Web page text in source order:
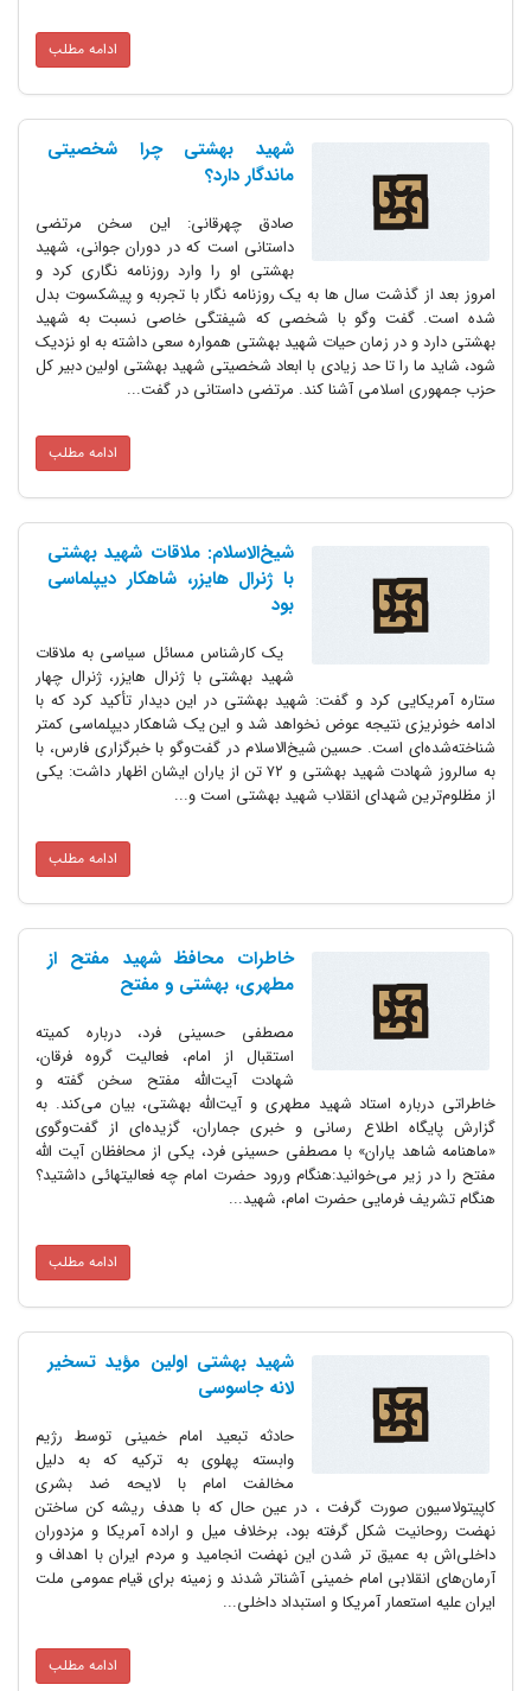
ادامه مطلب
شهید بهشتی چرا شخصیتی
ماندگار دارد؟
صادق چهرقانی: این سخن مرتضی
داستانی است که در دوران جوانی، شهید
بهشتی او را وارد روزنامه نگاری کرد و
امروز بعد از گذشت سال ها به یک روزنامه نگار با تجربه و پیشکسوت بدل
شده است. گفت وگو با شخصی که شیفتگی خاصی نسبت به شهید
بهشتی دارد و در زمان حیات شهید بهشتی همواره سعی داشته به او نزدیک
شود، شاید ما را تا حد زیادی با ابعاد شخصیتی شهید بهشتی اولین دبیر کل
حزب جمهوری اسلامی آشنا کند. مرتضی داستانی در گفت...
ادامه مطلب
شیخ‌الاسلام: ملاقات شهید بهشتی
با ژنرال هایزر، شاهکار دیپلماسی
بود
یک کارشناس مسائل سیاسی به ملاقات
شهید بهشتی با ژنرال هایزر، ژنرال چهار
ستاره آمریکایی کرد و گفت:‌ شهید بهشتی در این دیدار تأکید کرد که با
ادامه خونریزی نتیجه عوض نخواهد شد و این یک شاهکار دیپلماسی کمتر
شناخته‌شده‌ای است. حسین شیخ‌الاسلام در گفت‌وگو با خبرگزاری فارس، با
به سالروز شهادت شهید بهشتی و ۷۲ تن از یاران ایشان اظهار داشت: یکی
از مظلوم‌ترین شهدای انقلاب شهید بهشتی است و...
ادامه مطلب
خاطرات محافظ شهید مفتح از
مطهری، بهشتی و مفتح
مصطفی حسینی فرد، درباره کمیته
استقبال از امام، فعالیت گروه فرقان،
شهادت آیت‌الله مفتح سخن گفته و
خاطراتی درباره استاد شهید مطهری و آیت‌الله بهشتی، بیان می‌کند. به
گزارش پایگاه اطلاع رسانی و خبری جماران، گزیده‌ای از گفت‌وگوی
«ماهنامه شاهد یاران» با مصطفی حسینی فرد، یکی از محافظان آیت الله
مفتح را در زیر می‌خوانید:هنگام ورود حضرت امام چه فعالیتهائی داشتید؟
هنگام تشریف فرمایی حضرت امام، شهید...
ادامه مطلب
شهید بهشتی‌ اولین ‌مؤید تسخیر
لانه ‌جاسوسی
حادثه تبعید امام خمینی توسط رژیم
وابسته پهلوی به ترکیه که به دلیل
مخالفت امام با لایحه ضد بشری
کاپیتولاسیون صورت گرفت ، در عین حال که با هدف ریشه کن ساختن
نهضت روحانیت شکل گرفته بود، برخلاف میل و اراده آمریکا و مزدوران
داخلی‌اش به عمیق‌ تر شدن این نهضت انجامید و مردم ایران با اهداف و
آرمان‌های انقلابی امام خمینی آشناتر شدند و زمینه برای قیام عمومی ملت
ایران علیه استعمار آمریکا و استبداد داخلی...
ادامه مطلب